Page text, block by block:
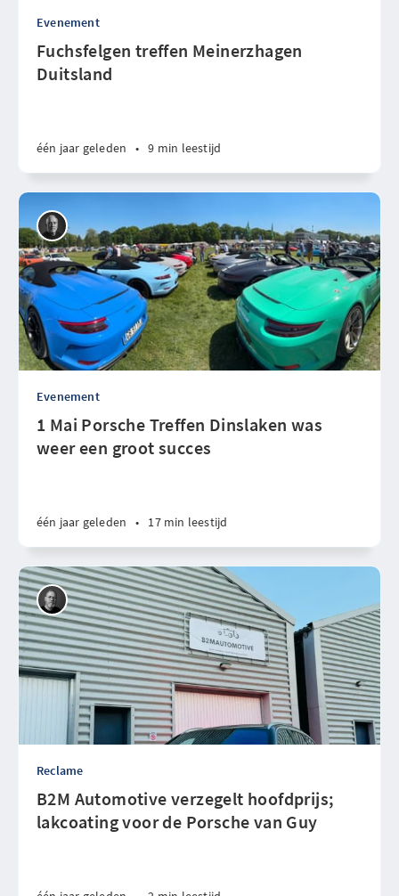
Evenement
Fuchsfelgen treffen Meinerzhagen
Duitsland
één jaar geleden • 9 min leestijd
Evenement
1 Mai Porsche Treffen Dinslaken was
weer een groot succes
één jaar geleden • 17 min leestijd
Reclame
B2M Automotive verzegelt hoofdprijs;
lakcoating voor de Porsche van Guy